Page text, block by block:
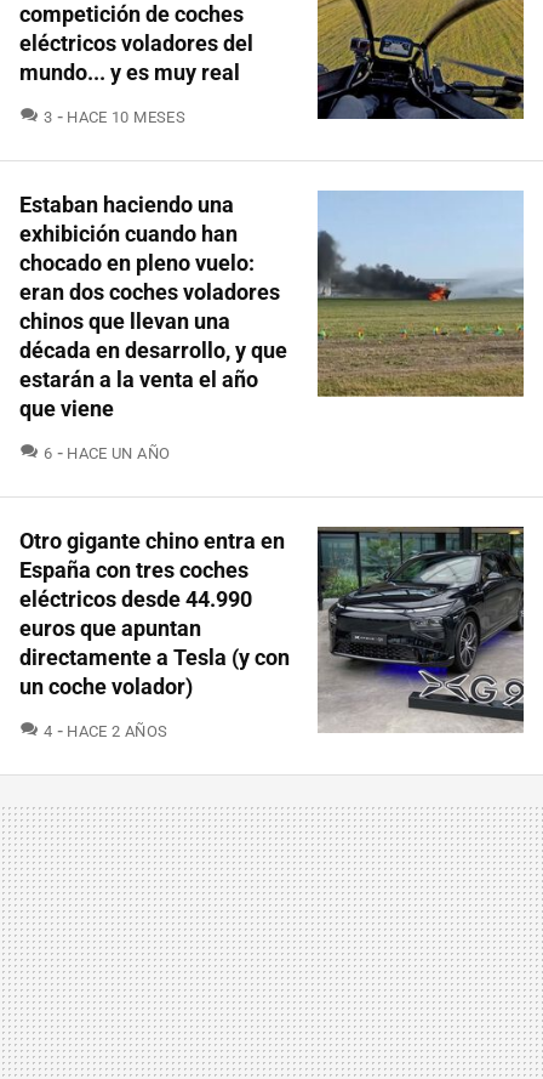
competición de coches
eléctricos voladores del
mundo... y es muy real
3 COMENTARIOS
HACE 10 MESES
Estaban haciendo una
exhibición cuando han
chocado en pleno vuelo:
eran dos coches voladores
chinos que llevan una
década en desarrollo, y que
estarán a la venta el año
que viene
6 COMENTARIOS
HACE UN AÑO
Otro gigante chino entra en
España con tres coches
eléctricos desde 44.990
euros que apuntan
directamente a Tesla (y con
un coche volador)
4 COMENTARIOS
HACE 2 AÑOS